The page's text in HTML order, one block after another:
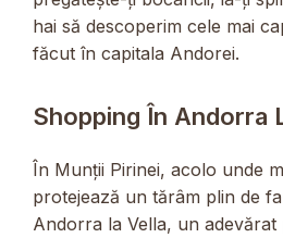
hai să descoperim cele mai
făcut în capitala Andorei.
Shopping În Andorra
În Munții Pirinei, acolo unde
protejează un tărâm plin de
Andorra la Vella, un adevărat